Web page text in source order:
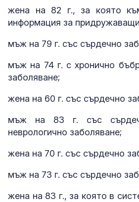
жена на 82 г., за която
информация за
мъж на 79 г. със сърдечно
мъж на 74 г. с хронично
заболяване;
жена на 60 г. със сърдечно
мъж на 83 г. със
неврологично заболяване;
жена на 70 г. със сърдечно
мъж на 73 г. със сърдечно
жена на 83 г., за която в